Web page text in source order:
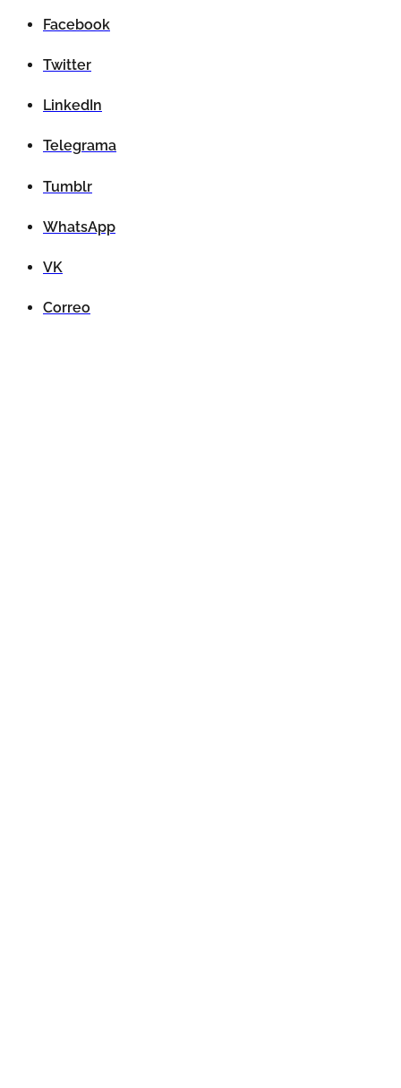
Facebook
Twitter
LinkedIn
Telegrama
Tumblr
WhatsApp
VK
Correo